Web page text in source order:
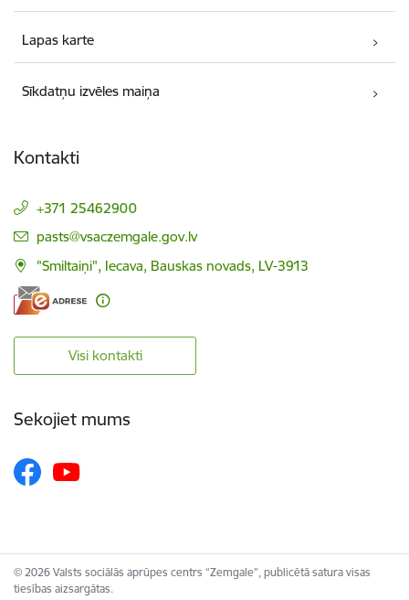
Lapas karte
Sīkdatņu izvēles maiņa
Kontakti
+371 25462900
E-pasts:
pasts@vsaczemgale.gov.lv
"Smiltaiņi", Iecava, Bauskas novads, LV-3913
Visi kontakti
Sekojiet mums
© 2026 Valsts sociālās aprūpes centrs “Zemgale”, publicētā satura visas
tiesības aizsargātas.